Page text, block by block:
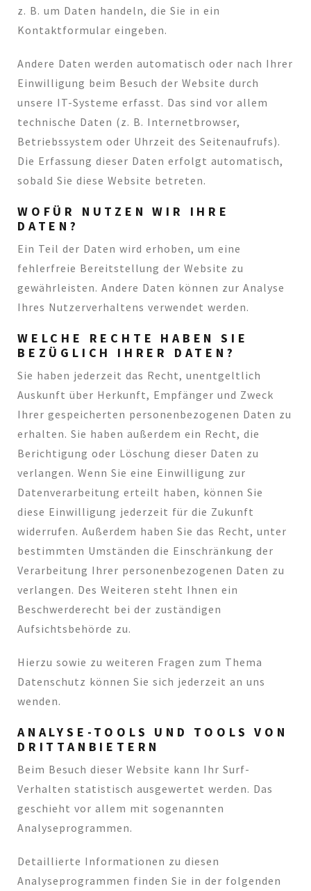
z. B. um Daten handeln, die Sie in ein
Kontaktformular eingeben.
Andere Daten werden automatisch oder nach Ihrer
Einwilligung beim Besuch der Website durch
unsere IT-Systeme erfasst. Das sind vor allem
technische Daten (z. B. Internetbrowser,
Betriebssystem oder Uhrzeit des Seitenaufrufs).
Die Erfassung dieser Daten erfolgt automatisch,
sobald Sie diese Website betreten.
WOFÜR NUTZEN WIR IHRE
DATEN?
Ein Teil der Daten wird erhoben, um eine
fehlerfreie Bereitstellung der Website zu
gewährleisten. Andere Daten können zur Analyse
Ihres Nutzerverhaltens verwendet werden.
WELCHE RECHTE HABEN SIE
BEZÜGLICH IHRER DATEN?
Sie haben jederzeit das Recht, unentgeltlich
Auskunft über Herkunft, Empfänger und Zweck
Ihrer gespeicherten personenbezogenen Daten zu
erhalten. Sie haben außerdem ein Recht, die
Berichtigung oder Löschung dieser Daten zu
verlangen. Wenn Sie eine Einwilligung zur
Datenverarbeitung erteilt haben, können Sie
diese Einwilligung jederzeit für die Zukunft
widerrufen. Außerdem haben Sie das Recht, unter
bestimmten Umständen die Einschränkung der
Verarbeitung Ihrer personenbezogenen Daten zu
verlangen. Des Weiteren steht Ihnen ein
Beschwerderecht bei der zuständigen
Aufsichtsbehörde zu.
Hierzu sowie zu weiteren Fragen zum Thema
Datenschutz können Sie sich jederzeit an uns
wenden.
ANALYSE-TOOLS UND TOOLS VON
DRITT­ANBIETERN
Beim Besuch dieser Website kann Ihr Surf-
Verhalten statistisch ausgewertet werden. Das
geschieht vor allem mit sogenannten
Analyseprogrammen.
Detaillierte Informationen zu diesen
Analyseprogrammen finden Sie in der folgenden